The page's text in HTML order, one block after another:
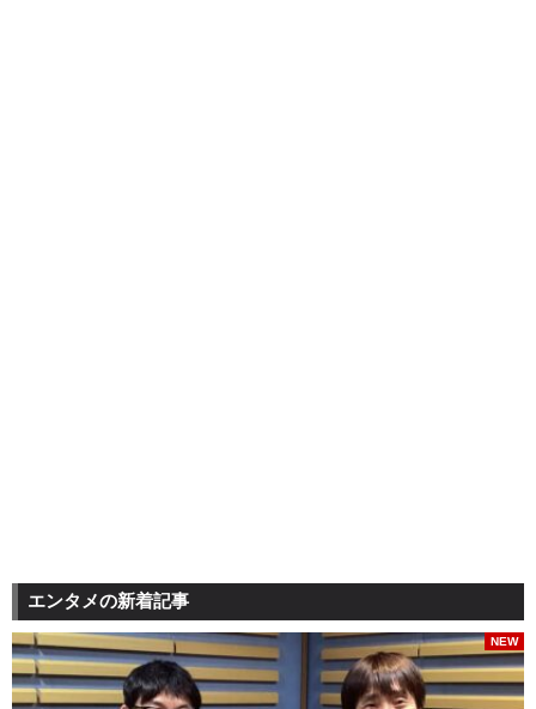
エンタメの新着記事
NEW